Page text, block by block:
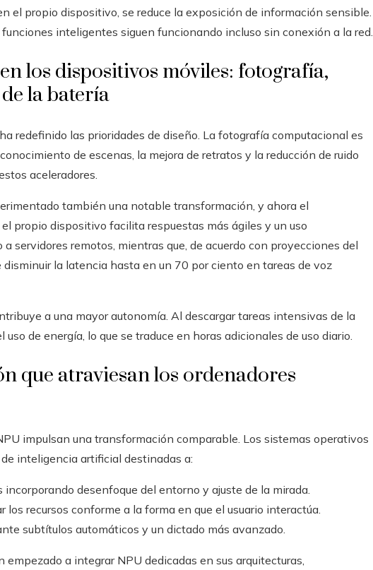
el propio dispositivo, se reduce la exposición de información sensible.
funciones inteligentes siguen funcionando incluso sin conexión a la red.
los dispositivos móviles: fotografía,
la batería
redefinido las prioridades de diseño. La fotografía computacional es
de escenas, la mejora de retratos y la reducción de ruido
aceleradores.
también una notable transformación, y ahora el
propio dispositivo facilita respuestas más ágiles y un uso
servidores remotos, mientras que, de acuerdo con proyecciones del
la latencia hasta en un 70 por ciento en tareas de voz
a una mayor autonomía. Al descargar tareas intensivas de la
de energía, lo que se traduce en horas adicionales de uso diario.
que atraviesan los ordenadores
impulsan una transformación comparable. Los sistemas operativos
inteligencia artificial destinadas a:
desenfoque del entorno y ajuste de la mirada.
los recursos conforme a la forma en que el usuario interactúa.
subtítulos automáticos y un dictado más avanzado.
a integrar NPU dedicadas en sus arquitecturas,